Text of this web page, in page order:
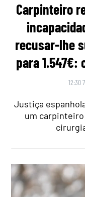
Carpinteiro
recusar-lhe
para 1.547€:
12:30
Justiça
um carpinteiro